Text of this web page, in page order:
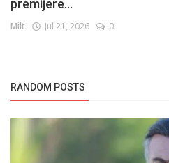
premijere...
Milt Jul 21, 2026 0
RANDOM POSTS